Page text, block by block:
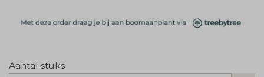
Aantal stuks